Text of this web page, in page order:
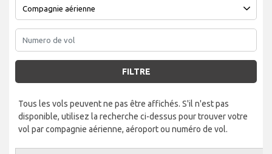
FILTRE
Tous les vols peuvent ne pas être affichés. S'il n'est pas
disponible, utilisez la recherche ci-dessus pour trouver votre
vol par compagnie aérienne, aéroport ou numéro de vol.